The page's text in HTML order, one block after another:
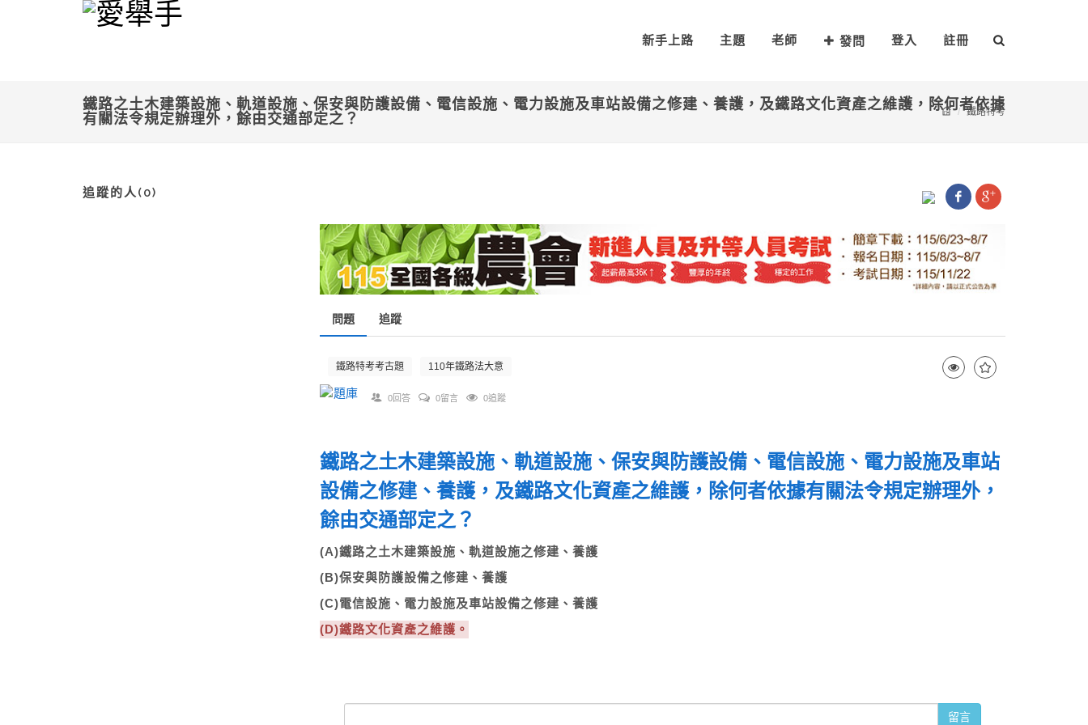
新手上路 主題 老師 發問 登入 註冊
鐵路之土木建築設施、軌道設施、保安與防護設備、電信設施、電力設施及車站設備之修建、養護，及鐵路文化資產之維護，除何者依據
有關法令規定辦理外，餘由交通部定之？
鐵路特考
追蹤的人(0)
問題 追蹤
鐵路特考考古題 110年鐵路法大意
0回答 0留言 0追蹤
鐵路之土木建築設施、軌道設施、保安與防護設備、電信設施、電力設施及車站
設備之修建、養護，及鐵路文化資產之維護，除何者依據有關法令規定辦理外，
餘由交通部定之？
(A)鐵路之土木建築設施、軌道設施之修建、養護
(B)保安與防護設備之修建、養護
(C)電信設施、電力設施及車站設備之修建、養護
(D)鐵路文化資產之維護。
留言